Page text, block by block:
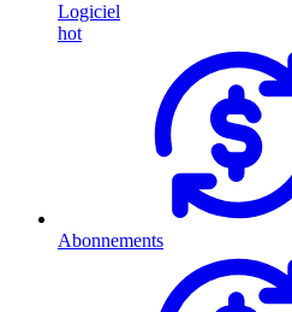
Logiciel
hot
Abonnements